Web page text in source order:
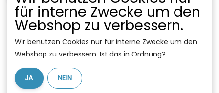
Allgemeine Geschäftsbedingungen
für interne Zwecke um den
Webshop zu verbessern.
Wir benutzen Cookies nur für interne Zwecke um den
Webshop zu verbessern. Ist das in Ordnung?
JA NEIN